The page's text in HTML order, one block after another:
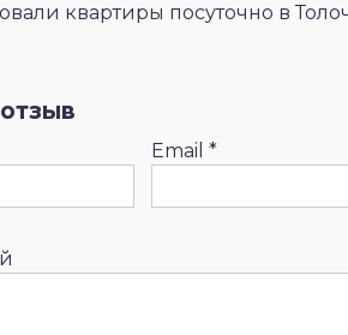
квартиры посуточно в
Email *